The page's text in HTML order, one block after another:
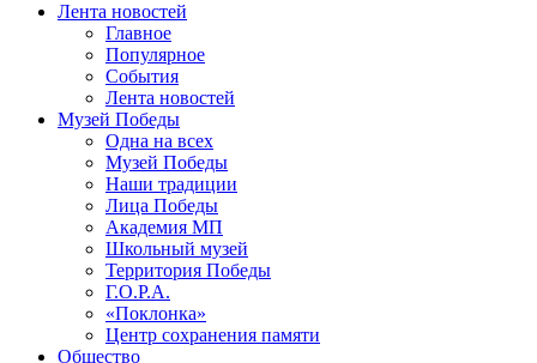
Лента новостей
Главное
Популярное
События
Лента новостей
Музей Победы
Одна на всех
Музей Победы
Наши традиции
Лица Победы
Академия МП
Школьный музей
Территория Победы
Г.О.Р.А.
«Поклонка»
Центр сохранения памяти
Общество